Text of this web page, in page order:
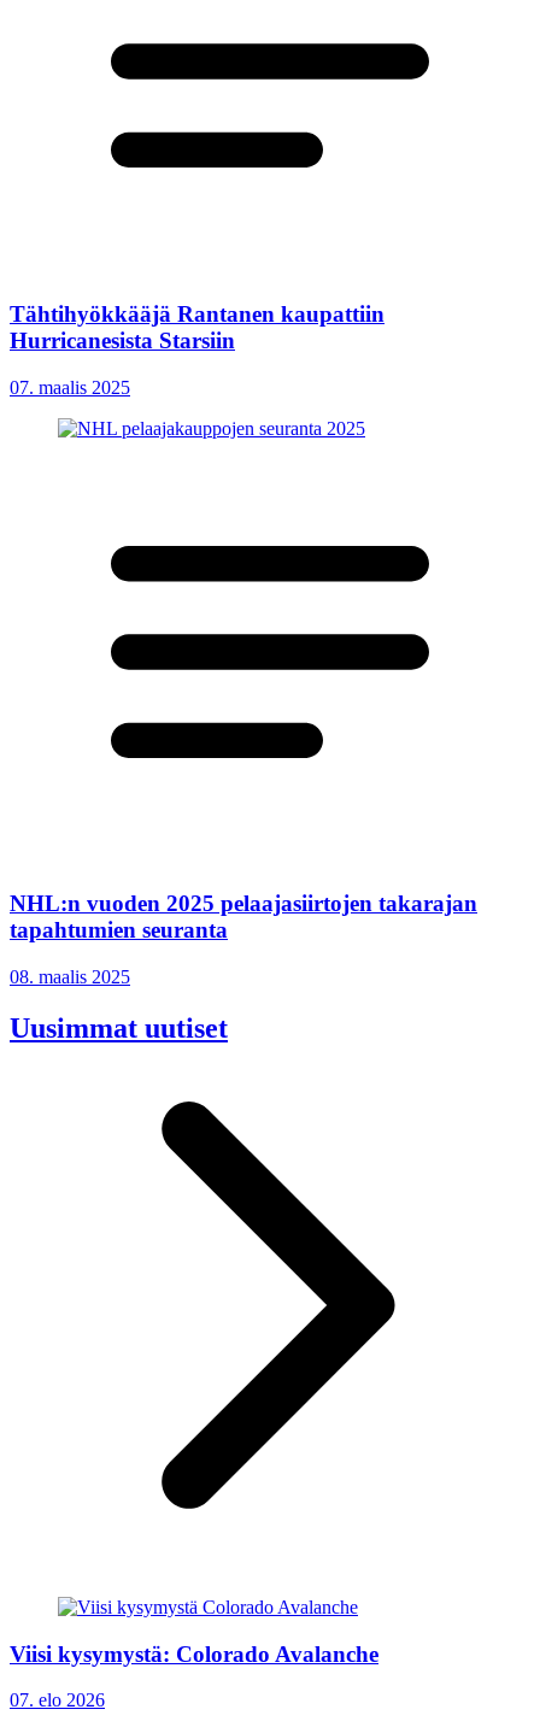
Tähtihyökkääjä Rantanen kaupattiin
Hurricanesista Starsiin
07. maalis 2025
NHL:n vuoden 2025 pelaajasiirtojen takarajan
tapahtumien seuranta
08. maalis 2025
Uusimmat uutiset
Viisi kysymystä: Colorado Avalanche
07. elo 2026